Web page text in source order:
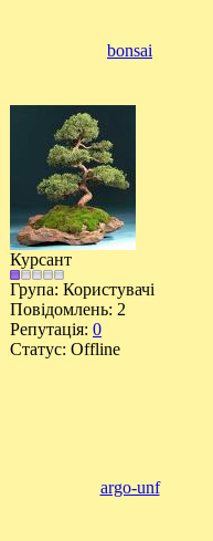
bonsai
Курсант
Група: Користувачі
Повідомлень: 2
Репутація: 0
Статус: Offline
argo-unf